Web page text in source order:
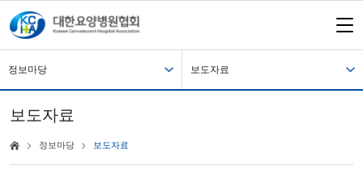
정보마당 보도자료
보도자료
정보마당 보도자료